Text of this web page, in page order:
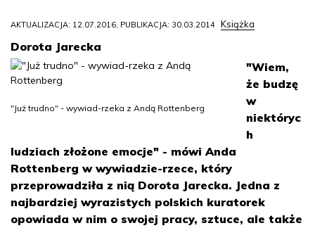
AKTUALIZACJA: 12.07.2016, PUBLIKACJA: 30.03.2014 Książka
Dorota Jarecka
"Już trudno" - wywiad-rzeka z Andą Rottenberg
"Wiem,
że budzę
w
niektóryc
h
ludziach złożone emocje" - mówi Anda
Rottenberg w wywiadzie-rzece, który
przeprowadziła z nią Dorota Jarecka. Jedna z
najbardziej wyrazistych polskich kuratorek
opowiada w nim o swojej pracy, sztuce, ale także